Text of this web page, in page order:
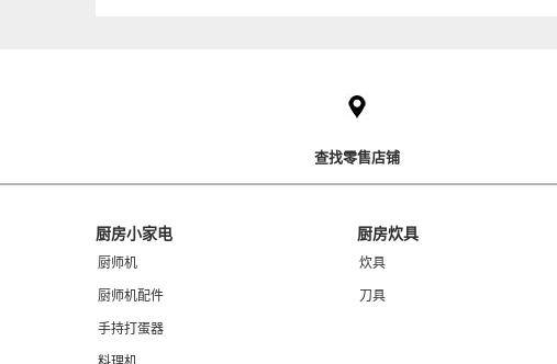
查找零售店铺
Footer
厨房小家电
厨师机
厨师机配件
手持打蛋器
厨房炊具
炊具
刀具